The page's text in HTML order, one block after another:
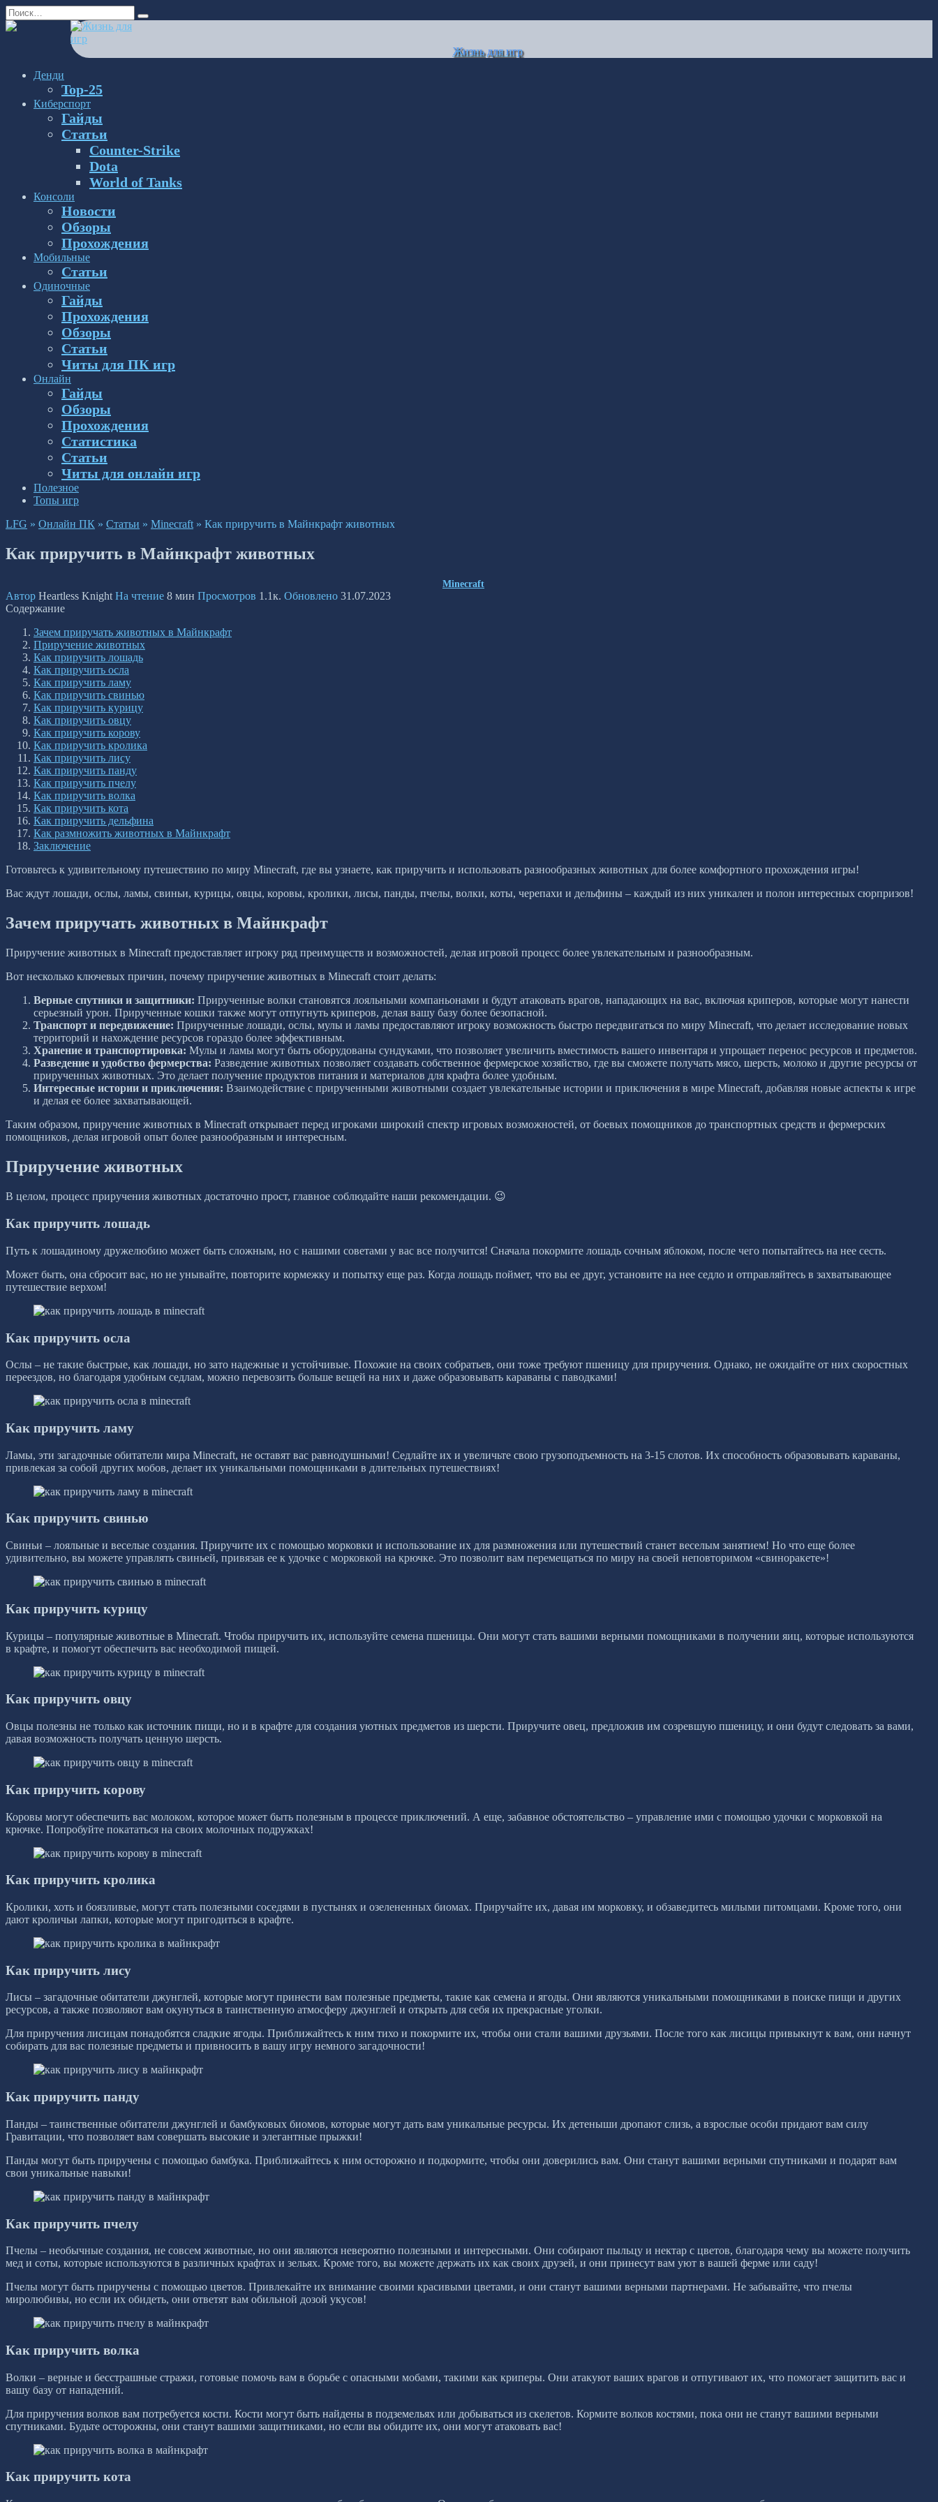
Перейти
к
Search
for:
Жизнь для игр
Денди
Top-25
Киберспорт
Гайды
Статьи
Counter-Strike
Dota
World of Tanks
Консоли
Новости
Обзоры
Прохождения
Мобильные
Статьи
Одиночные
Гайды
Прохождения
Обзоры
Статьи
Читы для ПК игр
Онлайн
Гайды
Обзоры
Прохождения
Статистика
Статьи
Читы для онлайн игр
Полезное
Топы игр
LFG » Онлайн ПК » Статьи » Minecraft » Как приручить в Майнкрафт животных
Как приручить в Майнкрафт животных
Minecraft
Автор Heartless Knight На чтение 8 мин Просмотров 1.1к. Обновлено 31.07.2023
Содержание
Зачем приручать животных в Майнкрафт
Приручение животных
Как приручить лошадь
Как приручить осла
Как приручить ламу
Как приручить свинью
Как приручить курицу
Как приручить овцу
Как приручить корову
Как приручить кролика
Как приручить лису
Как приручить панду
Как приручить пчелу
Как приручить волка
Как приручить кота
Как приручить дельфина
Как размножить животных в Майнкрафт
Заключение
Готовьтесь к удивительному путешествию по миру Minecraft, где вы узнаете, как приручить и использовать разнообразных животных для более комфортного прохождения игры!
Вас ждут лошади, ослы, ламы, свиньи, курицы, овцы, коровы, кролики, лисы, панды, пчелы, волки, коты, черепахи и дельфины – каждый из них уникален и полон интересных сюрпризов!
Зачем приручать животных в Майнкрафт
Приручение животных в Minecraft предоставляет игроку ряд преимуществ и возможностей, делая игровой процесс более увлекательным и разнообразным.
Вот несколько ключевых причин, почему приручение животных в Minecraft стоит делать:
Верные спутники и защитники: Прирученные волки становятся лояльными компаньонами и будут атаковать врагов, нападающих на вас, включая криперов, которые могут нанести
серьезный урон. Прирученные кошки также могут отпугнуть криперов, делая вашу базу более безопасной.
Транспорт и передвижение: Прирученные лошади, ослы, мулы и ламы предоставляют игроку возможность быстро передвигаться по миру Minecraft, что делает исследование новых
территорий и нахождение ресурсов гораздо более эффективным.
Хранение и транспортировка: Мулы и ламы могут быть оборудованы сундуками, что позволяет увеличить вместимость вашего инвентаря и упрощает перенос ресурсов и предметов.
Разведение и удобство фермерства: Разведение животных позволяет создавать собственное фермерское хозяйство, где вы сможете получать мясо, шерсть, молоко и другие ресурсы от
прирученных животных. Это делает получение продуктов питания и материалов для крафта более удобным.
Интересные истории и приключения: Взаимодействие с прирученными животными создает увлекательные истории и приключения в мире Minecraft, добавляя новые аспекты к игре
и делая ее более захватывающей.
Таким образом, приручение животных в Minecraft открывает перед игроками широкий спектр игровых возможностей, от боевых помощников до транспортных средств и фермерских
помощников, делая игровой опыт более разнообразным и интересным.
Приручение животных
В целом, процесс приручения животных достаточно прост, главное соблюдайте наши рекомендации. 😉
Как приручить лошадь
Путь к лошадиному дружелюбию может быть сложным, но с нашими советами у вас все получится! Сначала покормите лошадь сочным яблоком, после чего попытайтесь на нее сесть.
Может быть, она сбросит вас, но не унывайте, повторите кормежку и попытку еще раз. Когда лошадь поймет, что вы ее друг, установите на нее седло и отправляйтесь в захватывающее
путешествие верхом!
Как приручить осла
Ослы – не такие быстрые, как лошади, но зато надежные и устойчивые. Похожие на своих собратьев, они тоже требуют пшеницу для приручения. Однако, не ожидайте от них скоростных
переездов, но благодаря удобным седлам, можно перевозить больше вещей на них и даже образовывать караваны с паводками!
Как приручить ламу
Ламы, эти загадочные обитатели мира Minecraft, не оставят вас равнодушными! Седлайте их и увеличьте свою грузоподъемность на 3-15 слотов. Их способность образовывать караваны,
привлекая за собой других мобов, делает их уникальными помощниками в длительных путешествиях!
Как приручить свинью
Свиньи – лояльные и веселые создания. Приручите их с помощью морковки и использование их для размножения или путешествий станет веселым занятием! Но что еще более
удивительно, вы можете управлять свиньей, привязав ее к удочке с морковкой на крючке. Это позволит вам перемещаться по миру на своей неповторимом «свиноракете»!
Как приручить курицу
Курицы – популярные животные в Minecraft. Чтобы приручить их, используйте семена пшеницы. Они могут стать вашими верными помощниками в получении яиц, которые используются
в крафте, и помогут обеспечить вас необходимой пищей.
Как приручить овцу
Овцы полезны не только как источник пищи, но и в крафте для создания уютных предметов из шерсти. Приручите овец, предложив им созревшую пшеницу, и они будут следовать за вами,
давая возможность получать ценную шерсть.
Как приручить корову
Коровы могут обеспечить вас молоком, которое может быть полезным в процессе приключений. А еще, забавное обстоятельство – управление ими с помощью удочки с морковкой на
крючке. Попробуйте покататься на своих молочных подружках!
Как приручить кролика
Кролики, хоть и боязливые, могут стать полезными соседями в пустынях и озелененных биомах. Приручайте их, давая им морковку, и обзаведитесь милыми питомцами. Кроме того, они
дают кроличьи лапки, которые могут пригодиться в крафте.
Как приручить лису
Лисы – загадочные обитатели джунглей, которые могут принести вам полезные предметы, такие как семена и ягоды. Они являются уникальными помощниками в поиске пищи и других
ресурсов, а также позволяют вам окунуться в таинственную атмосферу джунглей и открыть для себя их прекрасные уголки.
Для приручения лисицам понадобятся сладкие ягоды. Приближайтесь к ним тихо и покормите их, чтобы они стали вашими друзьями. После того как лисицы привыкнут к вам, они начнут
собирать для вас полезные предметы и привносить в вашу игру немного загадочности!
Как приручить панду
Панды – таинственные обитатели джунглей и бамбуковых биомов, которые могут дать вам уникальные ресурсы. Их детеныши дропают слизь, а взрослые особи придают вам силу
Гравитации, что позволяет вам совершать высокие и элегантные прыжки!
Панды могут быть приручены с помощью бамбука. Приближайтесь к ним осторожно и подкормите, чтобы они доверились вам. Они станут вашими верными спутниками и подарят вам
свои уникальные навыки!
Как приручить пчелу
Пчелы – необычные создания, не совсем животные, но они являются невероятно полезными и интересными. Они собирают пыльцу и нектар с цветов, благодаря чему вы можете получить
мед и соты, которые используются в различных крафтах и зельях. Кроме того, вы можете держать их как своих друзей, и они принесут вам уют в вашей ферме или саду!
Пчелы могут быть приручены с помощью цветов. Привлекайте их внимание своими красивыми цветами, и они станут вашими верными партнерами. Не забывайте, что пчелы
миролюбивы, но если их обидеть, они ответят вам обильной дозой укусов!
Как приручить волка
Волки – верные и бесстрашные стражи, готовые помочь вам в борьбе с опасными мобами, такими как криперы. Они атакуют ваших врагов и отпугивают их, что помогает защитить вас и
вашу базу от нападений.
Для приручения волков вам потребуется кости. Кости могут быть найдены в подземельях или добываться из скелетов. Кормите волков костями, пока они не станут вашими верными
спутниками. Будьте осторожны, они станут вашими защитниками, но если вы обидите их, они могут атаковать вас!
Как приручить кота